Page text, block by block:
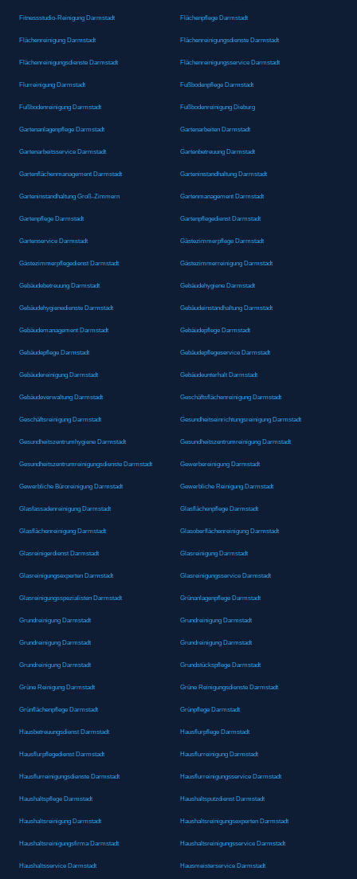
Fitnessstudio-Reinigung Darmstadt Flächenpflege Darmstadt
Flächenreinigung Darmstadt Flächenreinigungsdienste Darmstadt
Flächenreinigungsdienste Darmstadt Flächenreinigungsservice Darmstadt
Flurreinigung Darmstadt Fußbodenpflege Darmstadt
Fußbodenreinigung Darmstadt Fußbodenreinigung Dieburg
Gartenanlagenpflege Darmstadt Gartenarbeiten Darmstadt
Gartenarbeitsservice Darmstadt Gartenbetreuung Darmstadt
Gartenflächenmanagement Darmstadt Garteninstandhaltung Darmstadt
Garteninstandhaltung Groß-Zimmern Gartenmanagement Darmstadt
Gartenpflege Darmstadt Gartenpflegedienst Darmstadt
Gartenservice Darmstadt Gästezimmerpflege Darmstadt
Gästezimmerpflegedienst Darmstadt Gästezimmerreinigung Darmstadt
Gebäudebetreuung Darmstadt Gebäudehygiene Darmstadt
Gebäudehygienedienste Darmstadt Gebäudeinstandhaltung Darmstadt
Gebäudemanagement Darmstadt Gebäudepflege Darmstadt
Gebäudepflege Darmstadt Gebäudepflegeservice Darmstadt
Gebäudereinigung Darmstadt Gebäudeunterhalt Darmstadt
Gebäudeverwaltung Darmstadt Geschäftsflächenreinigung Darmstadt
Geschäftsreinigung Darmstadt Gesundheitseinrichtungsreinigung Darmstadt
Gesundheitszentrumhygiene Darmstadt Gesundheitszentrumreinigung Darmstadt
Gesundheitszentrumreinigungsdienste Darmstadt Gewerbereinigung Darmstadt
Gewerbliche Büroreinigung Darmstadt Gewerbliche Reinigung Darmstadt
Glasfassadenreinigung Darmstadt Glasflächenpflege Darmstadt
Glasflächenreinigung Darmstadt Glasoberflächenreinigung Darmstadt
Glasreinigerdienst Darmstadt Glasreinigung Darmstadt
Glasreinigungsexperten Darmstadt Glasreinigungsservice Darmstadt
Glasreinigungsspezialisten Darmstadt Grünanlagenpflege Darmstadt
Grundreinigung Darmstadt Grundreinigung Darmstadt
Grundreinigung Darmstadt Grundreinigung Darmstadt
Grundreinigung Darmstadt Grundstückspflege Darmstadt
Grüne Reinigung Darmstadt Grüne Reinigungsdienste Darmstadt
Grünflächenpflege Darmstadt Grünpflege Darmstadt
Hausbetreuungsdienst Darmstadt Hausflurpflege Darmstadt
Hausflurpflegedienst Darmstadt Hausflurreinigung Darmstadt
Hausflurreinigungsdienste Darmstadt Hausflurreinigungsservice Darmstadt
Haushaltspflege Darmstadt Haushaltsputzdienst Darmstadt
Haushaltsreinigung Darmstadt Haushaltsreinigungsexperten Darmstadt
Haushaltsreinigungsfirma Darmstadt Haushaltsreinigungsservice Darmstadt
Haushaltsservice Darmstadt Hausmeisterservice Darmstadt